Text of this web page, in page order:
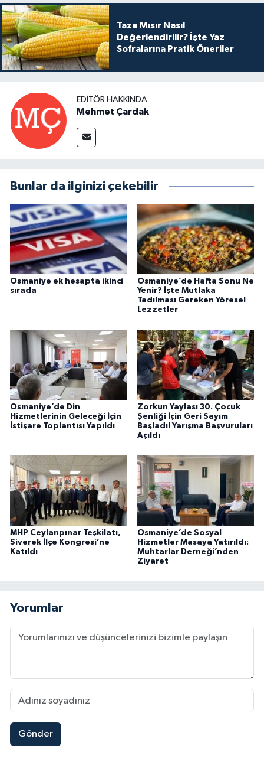
Taze Mısır Nasıl
Değerlendirilir? İşte Yaz
Sofralarına Pratik Öneriler
EDITÖR HAKKINDA
Mehmet Çardak
Bunlar da ilginizi çekebilir
Osmaniye ek hesapta ikinci
sırada
Osmaniye’de Hafta Sonu Ne
Yenir? İşte Mutlaka
Tadılması Gereken Yöresel
Lezzetler
Osmaniye’de Din
Hizmetlerinin Geleceği İçin
İstişare Toplantısı Yapıldı
Zorkun Yaylası 30. Çocuk
Şenliği İçin Geri Sayım
Başladı! Yarışma Başvuruları
Açıldı
MHP Ceylanpınar Teşkilatı,
Siverek İlçe Kongresi’ne
Katıldı
Osmaniye’de Sosyal
Hizmetler Masaya Yatırıldı:
Muhtarlar Derneği’nden
Ziyaret
Yorumlar
Gönder